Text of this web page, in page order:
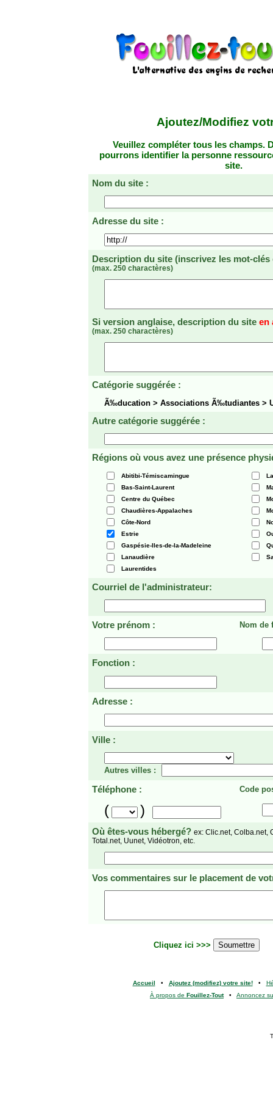
Ajoutez/Modifiez
Veuillez compléter tous les champs.
pourrons identifier la personne
site.
Nom du site :
Adresse du site :
Description du site (inscrivez les mot-
(max. 250 charactères)
Si version anglaise, description du site en
(max. 250 charactères)
Catégorie suggérée :
Ã‰ducation > Associations Ã‰tudiantes >
Autre catégorie suggérée :
Régions où vous avez une présence
Abitibi-Témiscamingue
Bas-Saint-Laurent
Centre du Québec
Chaudières-Appalaches
Côte-Nord
Estrie
Gaspésie-Iles-de-la-Madeleine
Lanaudière
Laurentides
Courriel de l'administrateur:
Votre prénom : Nom de
Fonction :
Adresse :
Ville :
Autres villes :
Téléphone : Code
( )
Où êtes-vous hébergé? ex: Clic.net, Colba.net,
Total.net, Uunet, Vidéotron, etc.
Vos commentaires sur le placement de
Cliquez ici >>>
Accueil • Ajoutez (modifiez) votre site!•
À propos de Fouillez-Tout• Annoncez